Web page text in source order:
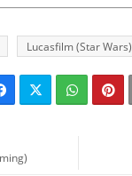
Lucasfilm (Star Wars)